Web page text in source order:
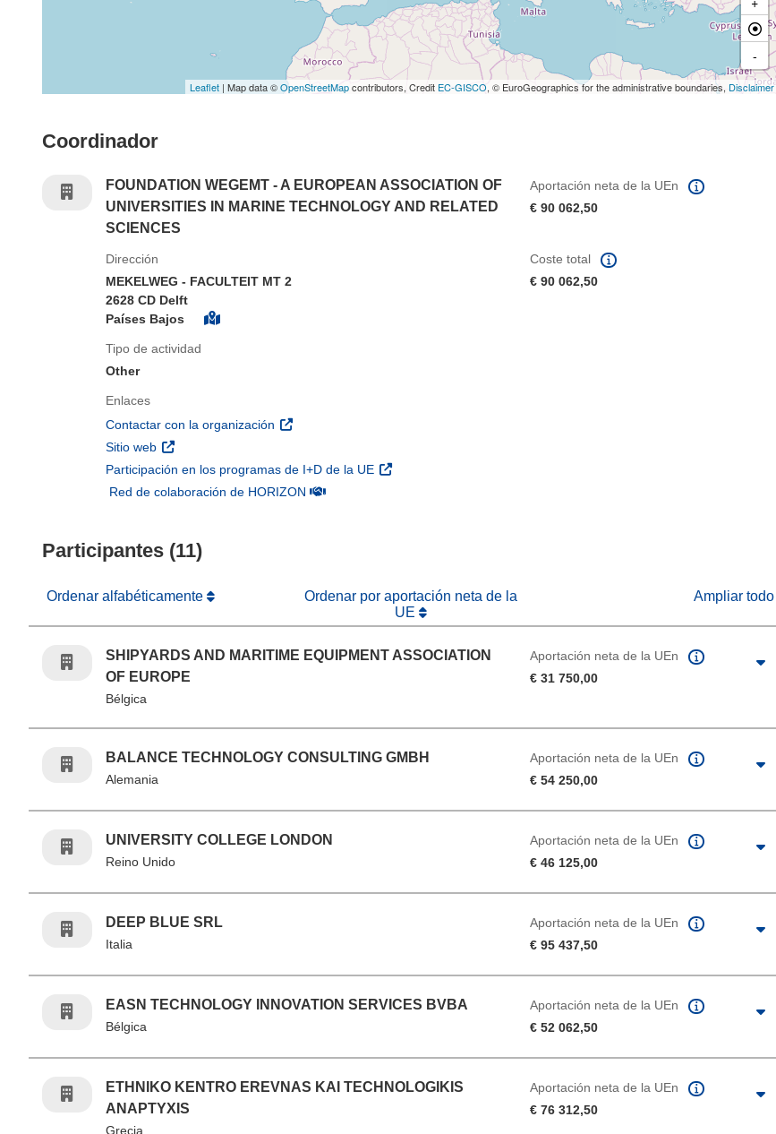
-
Leaflet | Map data ©OpenStreetMapcontributors, Credit EC-GISCO, © EuroGeographics for the administrative boundaries, Disclaimer
Coordinador
FOUNDATION WEGEMT - A EUROPEAN ASSOCIATION OF
UNIVERSITIES IN MARINE TECHNOLOGY AND RELATED
SCIENCES
Aportación neta de la UEn
€ 90 062,50
Dirección
MEKELWEG - FACULTEIT MT 2
2628 CD Delft
Países Bajos
Tipo de actividad
Other
Enlaces
Contactar con la organización (se abrirá en una nueva ventana)
Sitio web (se abrirá en una nueva ventana)
Participación en los programas de I+D de la UE (se abrirá en una nueva ventana)
Red de colaboración de HORIZON(se abrirá en una nueva ventana)
Coste total
€ 90 062,50
Participantes (11)
Ordenar alfabéticamente
Ordenar por aportación neta de la
UE
Ampliar todo
SHIPYARDS AND MARITIME EQUIPMENT ASSOCIATION
OF EUROPE
Bélgica
Aportación neta de la UEn
€ 31 750,00
BALANCE TECHNOLOGY CONSULTING GMBH
Alemania
Aportación neta de la UEn
€ 54 250,00
UNIVERSITY COLLEGE LONDON
Reino Unido
Aportación neta de la UEn
€ 46 125,00
DEEP BLUE SRL
Italia
Aportación neta de la UEn
€ 95 437,50
EASN TECHNOLOGY INNOVATION SERVICES BVBA
Bélgica
Aportación neta de la UEn
€ 52 062,50
ETHNIKO KENTRO EREVNAS KAI TECHNOLOGIKIS
ANAPTYXIS
Grecia
Aportación neta de la UEn
€ 76 312,50